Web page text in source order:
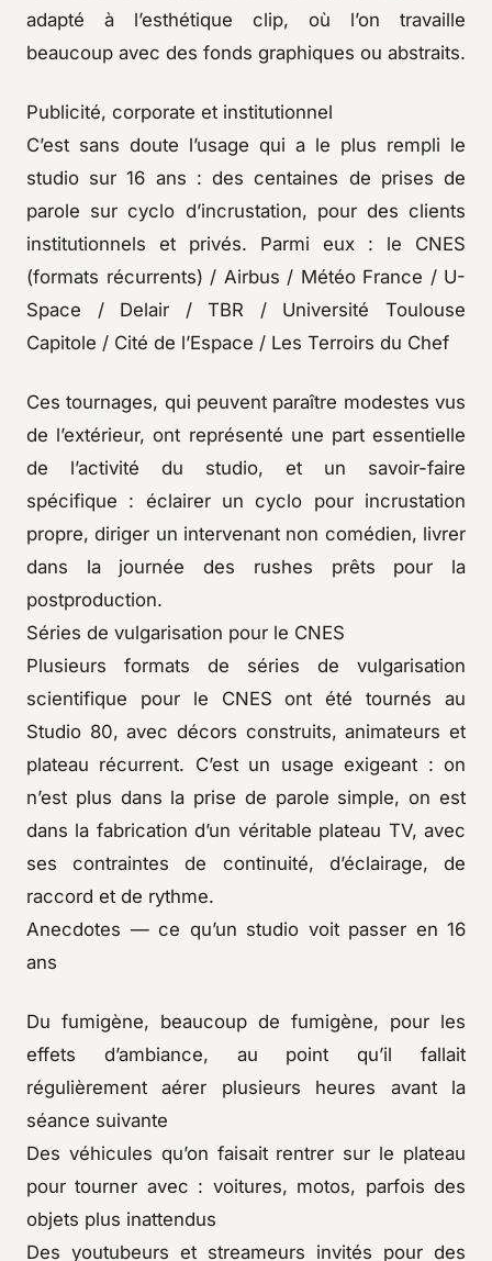
adapté à l’esthétique clip, où l’on travaille
beaucoup avec des fonds graphiques ou abstraits.
Publicité, corporate et institutionnel
C’est sans doute l’usage qui a le plus rempli le
studio sur 16 ans : des centaines de prises de
parole sur cyclo d’incrustation, pour des clients
institutionnels et privés. Parmi eux : le CNES
(formats récurrents) / Airbus / Météo France / U-
Space / Delair / TBR / Université Toulouse
Capitole / Cité de l’Espace / Les Terroirs du Chef
Ces tournages, qui peuvent paraître modestes vus
de l’extérieur, ont représenté une part essentielle
de l’activité du studio, et un savoir-faire
spécifique : éclairer un cyclo pour incrustation
propre, diriger un intervenant non comédien, livrer
dans la journée des rushes prêts pour la
postproduction.
Séries de vulgarisation pour le CNES
Plusieurs formats de séries de vulgarisation
scientifique pour le CNES ont été tournés au
Studio 80, avec décors construits, animateurs et
plateau récurrent. C’est un usage exigeant : on
n’est plus dans la prise de parole simple, on est
dans la fabrication d’un véritable plateau TV, avec
ses contraintes de continuité, d’éclairage, de
raccord et de rythme.
Anecdotes — ce qu’un studio voit passer en 16
ans
Du fumigène, beaucoup de fumigène, pour les
effets d’ambiance, au point qu’il fallait
régulièrement aérer plusieurs heures avant la
séance suivante
Des véhicules qu’on faisait rentrer sur le plateau
pour tourner avec : voitures, motos, parfois des
objets plus inattendus
Des youtubeurs et streameurs invités pour des